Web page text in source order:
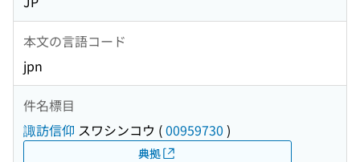
本文の言語コード
jpn
件名標目
諏訪信仰 スワシンコウ (00959730 )
典拠